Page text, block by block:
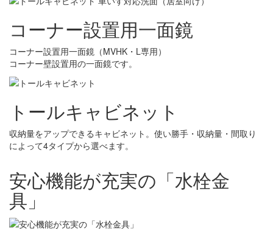
コーナー設置用一面鏡
コーナー設置用一面鏡（MVHK・L専用）
コーナー壁設置用の一面鏡です。
トールキャビネット
収納量をアップできるキャビネット。使い勝手・収納量・間取り
によって4タイプから選べます。
安心機能が充実の「水栓金
具」